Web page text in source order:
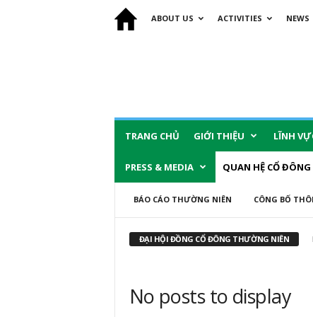
ABOUT US ACTIVITIES NEWS
TRANG CHỦ GIỚI THIỆU LĨNH
PRESS & MEDIA QUAN HỆ CỔ ĐÔNG
BÁO CÁO THƯỜNG NIÊN CÔNG BỐ
ĐẠI HỘI ĐỒNG CỔ ĐÔNG THƯỜNG NIÊN
No posts to display